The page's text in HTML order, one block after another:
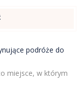
podróże do
miejsce, w którym